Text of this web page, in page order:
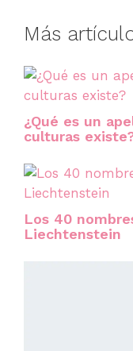
Más
¿Qué es un
culturas
Los 40
Liechtenstein